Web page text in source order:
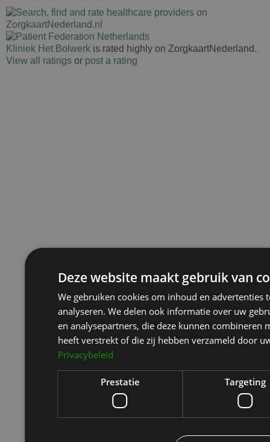
Kliniek Het Bolwerk is rated highly on ZorgkaartNederland.
View all ratings or post a rating
Deze website maakt gebruik van
We gebruiken cookies om inhoud en advertenties
analyseren. We delen ook informatie over uw
en analysepartners, die deze kunnen combineren
heeft verstrekt of die zij hebben verzameld door
Privacybeleid
Prestatie Targeting